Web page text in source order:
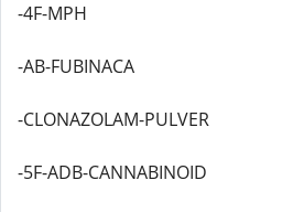
-4F-MPH
-AB-FUBINACA
-CLONAZOLAM-PULVER
-5F-ADB-CANNABINOID